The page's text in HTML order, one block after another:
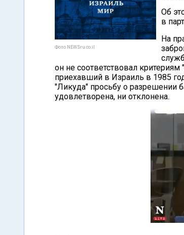
Фото NEWSru.co.il
Об
в
На
он не соответствовал
приехавший в Израиль в 1985
"Ликуда" просьбу о разрешении
удовлетворена, ни отклонена.